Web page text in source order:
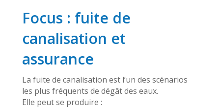
Focus : fuite de
canalisation et
assurance
La fuite de canalisation est l’un des scénarios
les plus fréquents de dégât des eaux.
Elle peut se produire :